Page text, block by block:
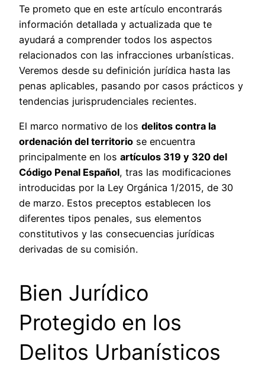
Te prometo que en este artículo encontrarás
información detallada y actualizada que te
ayudará a comprender todos los aspectos
relacionados con las infracciones urbanísticas.
Veremos desde su definición jurídica hasta las
penas aplicables, pasando por casos prácticos y
tendencias jurisprudenciales recientes.
El marco normativo de los delitos contra la
ordenación del territorio se encuentra
principalmente en los artículos 319 y 320 del
Código Penal Español, tras las modificaciones
introducidas por la Ley Orgánica 1/2015, de 30
de marzo. Estos preceptos establecen los
diferentes tipos penales, sus elementos
constitutivos y las consecuencias jurídicas
derivadas de su comisión.
Bien Jurídico
Protegido en los
Delitos Urbanísticos